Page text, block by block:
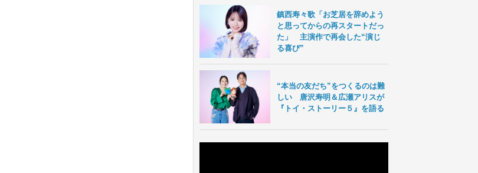
鎮西寿々歌「お芝居を辞めよう
と思ってからの再スタートだっ
た」 主演作で再会した“演じ
る喜び”
“本当の友だち”をつくるのは難
しい 唐沢寿明＆広瀬アリスが
『トイ・ストーリー５』を語る